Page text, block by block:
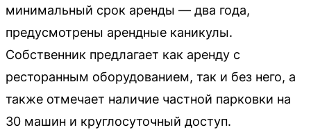
минимальный срок аренды — два года,
предусмотрены арендные каникулы.
Собственник предлагает как аренду с
ресторанным оборудованием, так и без него, а
также отмечает наличие частной парковки на
30 машин и круглосуточный доступ.